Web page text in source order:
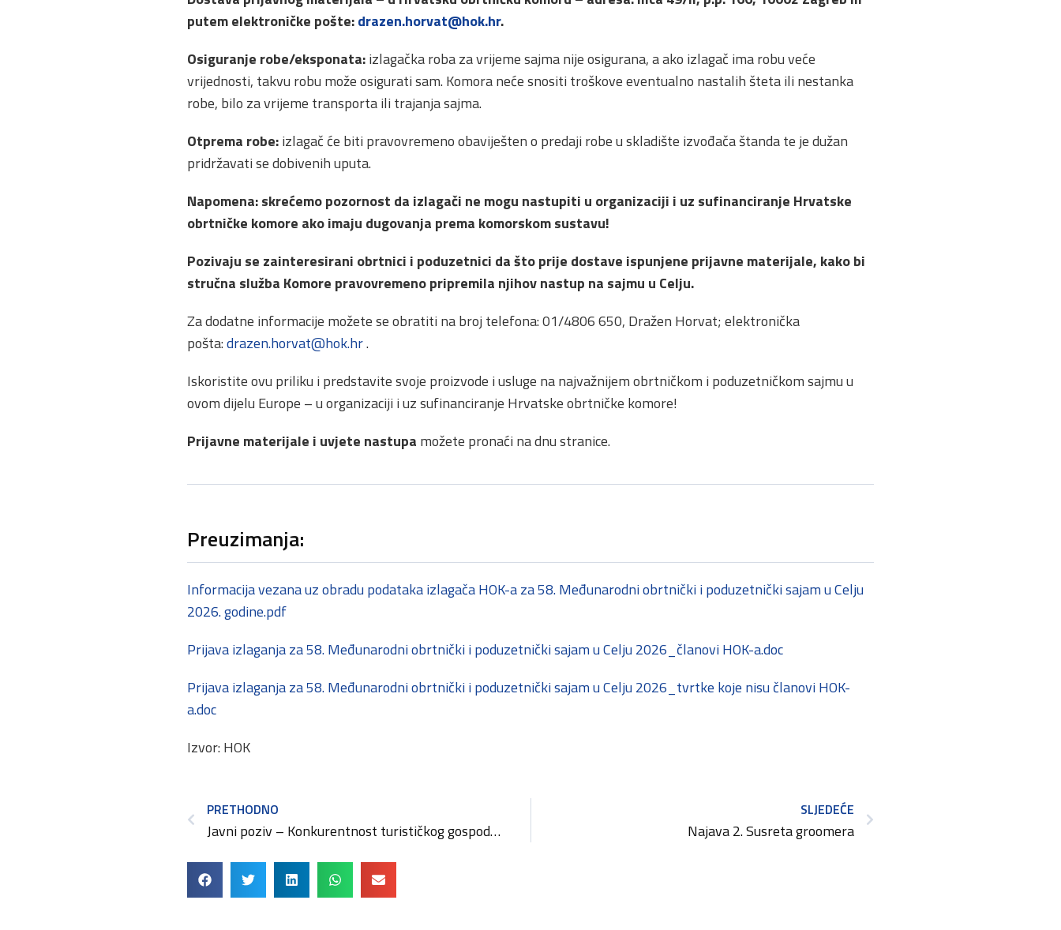
putem elektroničke pošte:drazen.horvat@hok.hr.
Osiguranje robe/eksponata:izlagačka roba za vrijeme sajma nije osigurana, a ako izlagač ima robu veće
vrijednosti, takvu robu može osigurati sam. Komora neće snositi troškove eventualno nastalih šteta ili nestanka
robe, bilo za vrijeme transporta ili trajanja sajma.
Otprema robe:izlagač će biti pravovremeno obaviješten o predaji robe u skladište izvođača štanda te je dužan
pridržavati se dobivenih uputa.
Napomena: skrećemo pozornost da izlagači ne mogu nastupiti u organizaciji i uz sufinanciranje Hrvatske
obrtničke komore ako imaju dugovanja prema komorskom sustavu!
Pozivaju se zainteresirani obrtnici i poduzetnici da što prije dostave ispunjene prijavne materijale, kako bi
stručna služba Komore pravovremeno pripremila njihov nastup na sajmu u Celju.
Za dodatne informacije možete se obratiti na broj telefona: 01/4806 650, Dražen Horvat; elektronička
pošta:drazen.horvat@hok.hr.
Iskoristite ovu priliku i predstavite svoje proizvode i usluge na najvažnijem obrtničkom i poduzetničkom sajmu u
ovom dijelu Europe – u organizaciji i uz sufinanciranje Hrvatske obrtničke komore!
Prijavne materijale i uvjete nastupa možete pronaći na dnu stranice.
Preuzimanja:
Informacija vezana uz obradu podataka izlagača HOK-a za 58. Međunarodni obrtnički i poduzetnički sajam u Celju
2026. godine.pdf
Prijava izlaganja za 58. Međunarodni obrtnički i poduzetnički sajam u Celju 2026_članovi HOK-a.doc
Prijava izlaganja za 58. Međunarodni obrtnički i poduzetnički sajam u Celju 2026_tvrtke koje nisu članovi HOK-
a.doc
Izvor: HOK
PRETHODNO
Javni poziv – Konkurentnost turističkog gospodarstva 2026. – Zelena i digitalna tranzicija poduzetnika u turizmu
SLJEDEĆE
Najava 2. Susreta groomera